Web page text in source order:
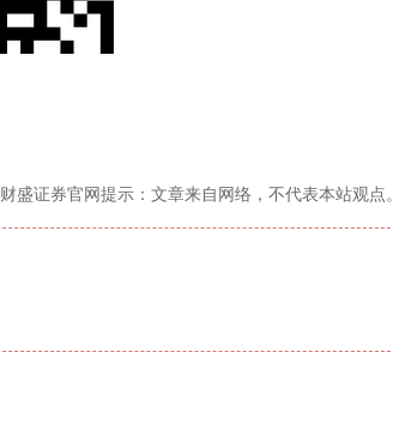
财盛证券官网提示：文章来自网络，不代表本站观点。